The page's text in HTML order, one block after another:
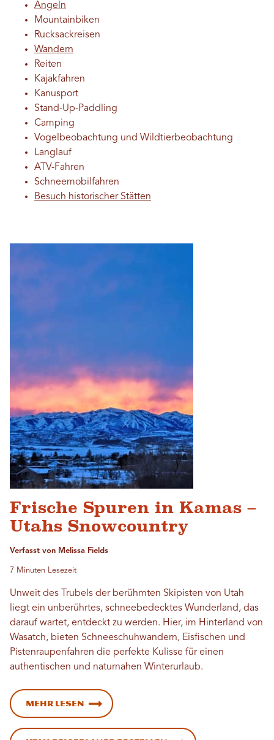
Angeln
Mountainbiken
Rucksackreisen
Wandern
Reiten
Kajakfahren
Kanusport
Stand-Up-Paddling
Camping
Vogelbeobachtung und Wildtierbeobachtung
Langlauf
ATV-Fahren
Schneemobilfahren
Besuch historischer Stätten
Frische Spuren in Kamas –
Utahs Snowcountry
Verfasst von Melissa Fields
7 Minuten Lesezeit
Unweit des Trubels der berühmten Skipisten von Utah
liegt ein unberührtes, schneebedecktes Wunderland, das
darauf wartet, entdeckt zu werden. Hier, im Hinterland von
Wasatch, bieten Schneeschuhwandern, Eisfischen und
Pistenraupenfahren die perfekte Kulisse für einen
authentischen und naturnahen Winterurlaub.
Mehr lesen